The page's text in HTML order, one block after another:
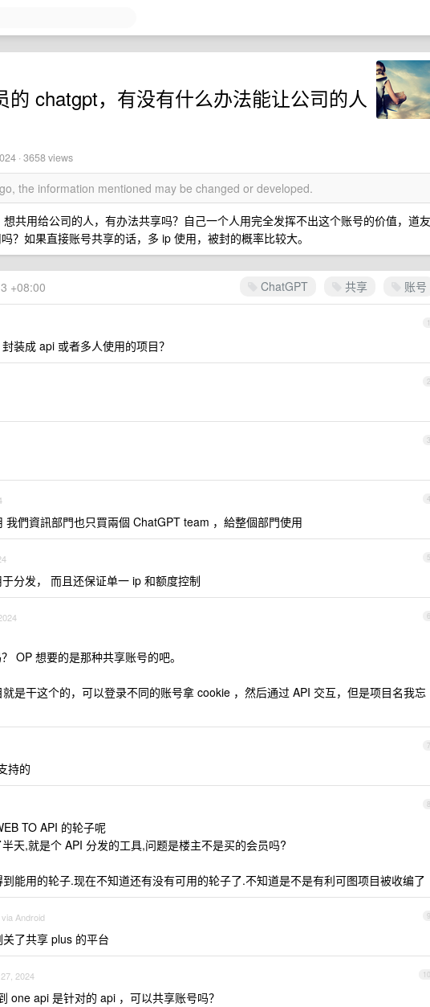
的 chatgpt，有没有什么办法能让公司的人
· 3658 views
the information mentioned may be changed or developed.
共用给公司的人，有办法共享吗？自己一个人用完全发挥不出这个账号的价值，道友
？如果直接账号共享的话，多 ip 使用，被封的概率比较大。
ChatGPT 共享 账号
+08:00
1
装成 api 或者多人使用的项目？
2
3
4
我們資訊部門也只買兩個 ChatGPT team ，給整個部門使用
5
分发， 而且还保证单一 ip 和额度控制
6
OP 想要的是那种共享账号的吧。
是干这个的，可以登录不同的账号拿 cookie ，然后通过 API 交互，但是项目名我忘
7
持的
8
TO API 的轮子呢
天,就是个 API 分发的工具,问题是楼主不是买的会员吗?
能用的轮子.现在不知道还有没有可用的轮子了.不知道是不是有利可图项目被收编了
9
Android
了共享 plus 的平台
10
2024
one api 是针对的 api ，可以共享账号吗？